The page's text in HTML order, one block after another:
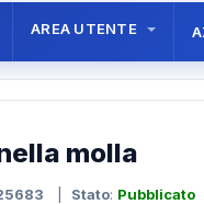
AREA UTENTE
molla
Stato: Pubblicato